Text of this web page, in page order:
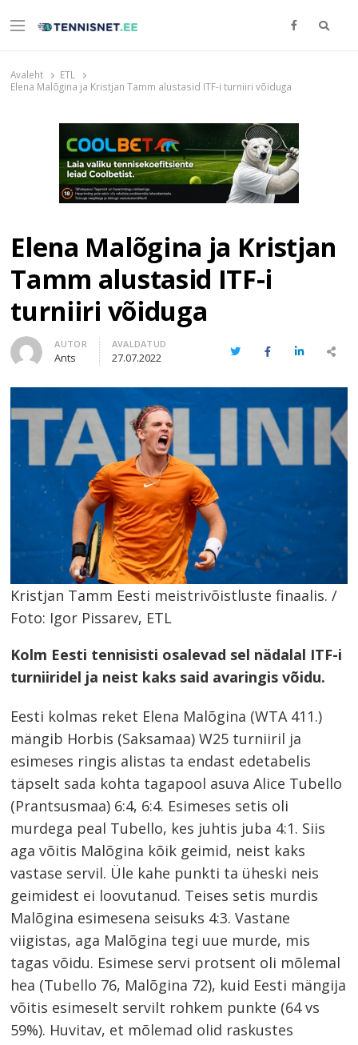
Menu Otsi
Avaleht
ETL
Elena Malõgina ja Kristjan Tamm alustasid ITF-i turniiri võiduga
Elena Malõgina ja Kristjan
Tamm alustasid ITF-i
turniiri võiduga
Author
AUTOR
Ants
AVALDATUD
27.07.2022 TwitterFacebookLinkedInShare
Kristjan Tamm Eesti meistrivõistluste finaalis. /
Foto: Igor Pissarev, ETL
Kolm Eesti tennisisti osalevad sel nädalal ITF-i
turniiridel ja neist kaks said avaringis võidu.
Eesti kolmas reket Elena Malõgina (WTA 411.)
mängib Horbis (Saksamaa) W25 turniiril ja
esimeses ringis alistas ta endast edetabelis
täpselt sada kohta tagapool asuva Alice Tubello
(Prantsusmaa) 6:4, 6:4. Esimeses setis oli
murdega peal Tubello, kes juhtis juba 4:1. Siis
aga võitis Malõgina kõik geimid, neist kaks
vastase servil. Üle kahe punkti ta üheski neis
geimidest ei loovutanud. Teises setis murdis
Malõgina esimesena seisuks 4:3. Vastane
viigistas, aga Malõgina tegi uue murde, mis
tagas võidu. Esimese servi protsent oli mõlemal
hea (Tubello 76, Malõgina 72), kuid Eesti mängija
võitis esimeselt servilt rohkem punkte (64 vs
59%). Huvitav, et mõlemad olid raskustes